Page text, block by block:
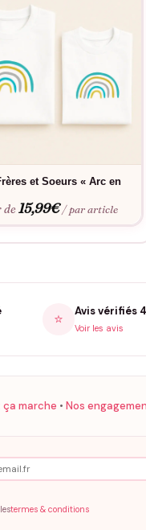
et Soeurs « Arc en
de15,99€ / par article
⭐ Avis vérifiés
Voir les avis
ça marche • Nos
termes & conditions